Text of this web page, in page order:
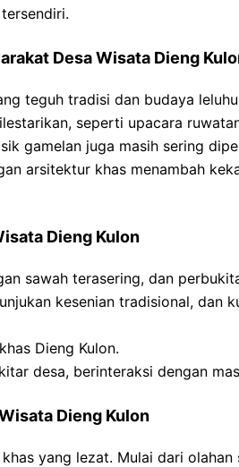
Desa Wisata Dieng
teguh tradisi dan budaya
seperti upacara
gamelan juga masih sering
arsitektur khas menambah
Dieng Kulon
sawah terasering, dan
kesenian tradisional, dan
Dieng Kulon.
desa, berinteraksi dengan
Dieng Kulon
yang lezat. Mulai dari